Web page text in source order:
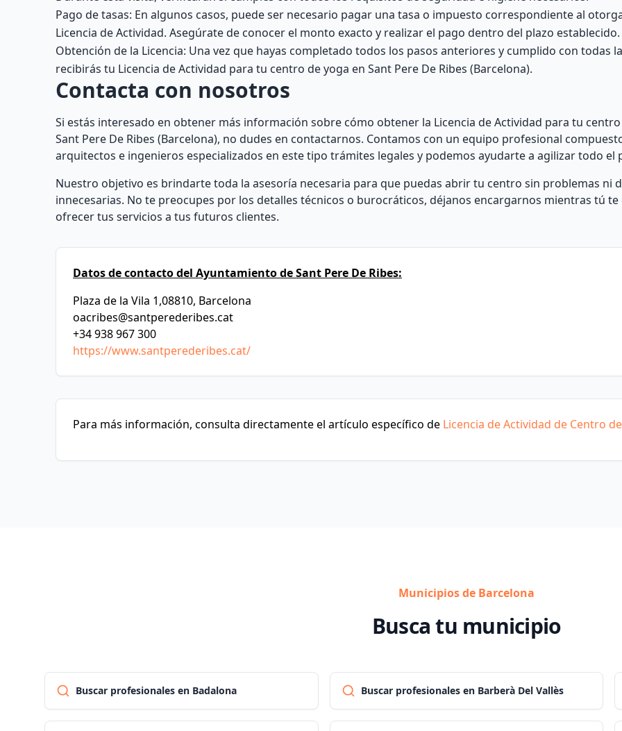
Pago de tasas: En algunos casos, puede ser necesario pagar una tasa o impuesto correspondiente al
Licencia de Actividad. Asegúrate de conocer el monto exacto y realizar el pago dentro del plazo establecido.
Obtención de la Licencia: Una vez que hayas completado todos los pasos anteriores y cumplido con todas
recibirás tu Licencia de Actividad para tu centro de yoga en Sant Pere De Ribes (Barcelona).
Contacta con nosotros
Si estás interesado en obtener más información sobre cómo obtener la Licencia de Actividad para tu
Sant Pere De Ribes (Barcelona), no dudes en contactarnos. Contamos con un equipo profesional
arquitectos e ingenieros especializados en este tipo trámites legales y podemos ayudarte a agilizar todo el
Nuestro objetivo es brindarte toda la asesoría necesaria para que puedas abrir tu centro sin problemas ni
innecesarias. No te preocupes por los detalles técnicos o burocráticos, déjanos encargarnos mientras tú te
ofrecer tus servicios a tus futuros clientes.
Datos de contacto del Ayuntamiento de Sant Pere De Ribes:
Plaza de la Vila 1,08810, Barcelona
oacribes@santperederibes.cat
+34 938 967 300
https://www.santperederibes.cat/
Para más información, consulta directamente el artículo específico de Licencia de Actividad de Centro
Municipios de Barcelona
Busca tu municipio
Buscar profesionales en Badalona Buscar profesionales en Barberà Del Vallès